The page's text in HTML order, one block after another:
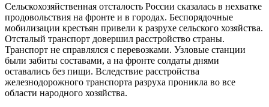
Сельскохозяйственная отсталость России сказалась в нехватке
продовольствия на фронте и в городах. Беспорядочные
мобилизации крестьян привели к разрухе сельского хозяйства.
Отсталый транспорт довершил расстройство страны.
Транспорт не справлялся с перевозками. Узловые станции
были забиты составами, а на фронте солдаты днями
оставались без пищи. Вследствие расстройства
железнодорожного транспорта разруха проникла во все
области народного хозяйства.